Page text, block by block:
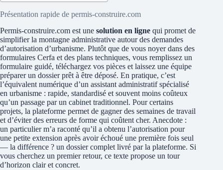
Présentation rapide de permis-construire.com
Permis-construire.com est une solution en ligne qui promet de
simplifier la montagne administrative autour des demandes
d’autorisation d’urbanisme. Plutôt que de vous noyer dans des
formulaires Cerfa et des plans techniques, vous remplissez un
formulaire guidé, téléchargez vos pièces et laissez une équipe
préparer un dossier prêt à être déposé. En pratique, c’est
l’équivalent numérique d’un assistant administratif spécialisé
en urbanisme : rapide, standardisé et souvent moins coûteux
qu’un passage par un cabinet traditionnel. Pour certains
projets, la plateforme permet de gagner des semaines de travail
et d’éviter des erreurs de forme qui coûtent cher. Anecdote :
un particulier m’a raconté qu’il a obtenu l’autorisation pour
une petite extension après avoir échoué une première fois seul
— la différence ? un dossier complet livré par la plateforme. Si
vous cherchez un premier retour, ce texte propose un tour
d’horizon clair et concret.